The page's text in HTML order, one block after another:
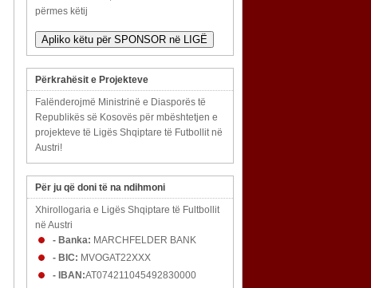
përmes këtij
Apliko këtu për SPONSOR në LIGË
Përkrahësit e Projekteve
Falënderojmë Ministrinë e Diasporës të
Republikës së Kosovës për mbështetjen e
projekteve të Ligës Shqiptare të Futbollit në
Austri!
Për ju që doni të na ndihmoni
Xhirollogaria e Ligës Shqiptare të Fultbollit
në Austri
- Banka: MARCHFELDER BANK
- BIC: MVOGAT22XXX
- IBAN:AT074211045492830000